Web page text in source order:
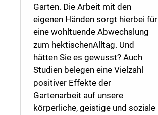
Garten. Die Arbeit mit den
eigenen Händen sorgt hierbei für
eine wohltuende Abwechslung
zum hektischenAlltag. Und
hätten Sie es gewusst? Auch
Studien belegen eine Vielzahl
positiver Effekte der
Gartenarbeit auf unsere
körperliche, geistige und soziale